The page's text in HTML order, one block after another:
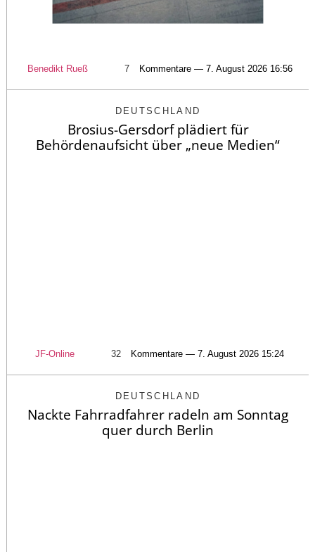
Benedikt Rueß 7 Kommentare — 7. August 2026 16:56
DEUTSCHLAND
Brosius-Gersdorf plädiert für
Behördenaufsicht über „neue Medien“
JF-Online 32 Kommentare — 7. August 2026 15:24
DEUTSCHLAND
Nackte Fahrradfahrer radeln am Sonntag
quer durch Berlin